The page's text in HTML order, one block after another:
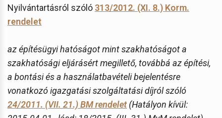
Nyilvántartásról szóló 313/2012. (XI. 8.) Korm.
rendelet
az építésügyi hatóságot mint szakhatóságot a
szakhatósági eljárásért megillető, továbbá az építési,
a bontási és a használatbavételi bejelentésre
vonatkozó igazgatási szolgáltatási díjról szóló
24/2011. (VII. 21.) BM rendelet (Hatályon kívül: